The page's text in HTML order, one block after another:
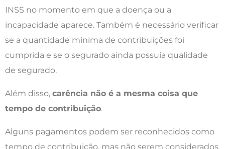
INSS no momento em que a doença ou a
incapacidade aparece. Também é necessário verificar
se a quantidade mínima de contribuições foi
cumprida e se o segurado ainda possuía qualidade
de segurado.
Além disso, carência não é a mesma coisa que
tempo de contribuição.
Alguns pagamentos podem ser reconhecidos como
tempo de contribuição, mas não serem considerados